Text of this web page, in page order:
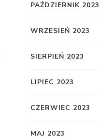
PAŹDZIERNIK 2023
WRZESIEŃ 2023
SIERPIEŃ 2023
LIPIEC 2023
CZERWIEC 2023
MAJ 2023